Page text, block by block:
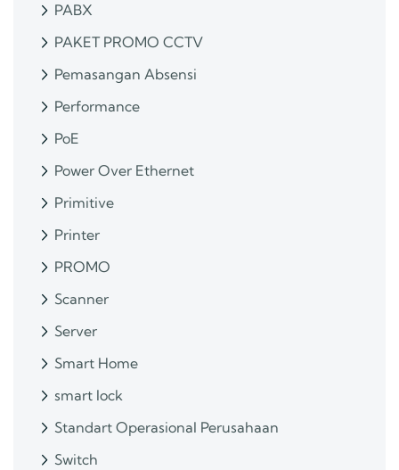
PABX
PAKET PROMO CCTV
Pemasangan Absensi
Performance
PoE
Power Over Ethernet
Primitive
Printer
PROMO
Scanner
Server
Smart Home
smart lock
Standart Operasional Perusahaan
Switch